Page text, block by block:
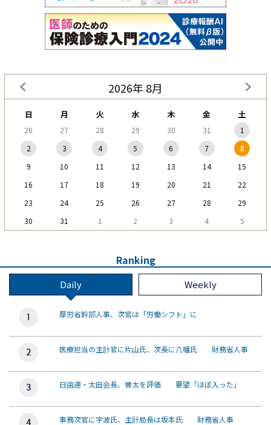
2026年 8月
日 月 火 水 木 金 土
26 27 28 29 30 31
1
2
3 4 5 6 7
8
9
10 11 12 13 14
15
16
17 18 19 20 21
22
23
24 25 26 27 28
29
30
31 1 2 3 4 5
Ranking
Daily Weekly
厚労省幹部人事、次官は「労働シフト」に
医療担当の主計官に片山氏、次長に八幡氏 財務省人事
日歯連・太田会長、骨太を評価 要望「ほぼ入った」
事務次官に宇波氏、主計局長は坂本氏 財務省人事